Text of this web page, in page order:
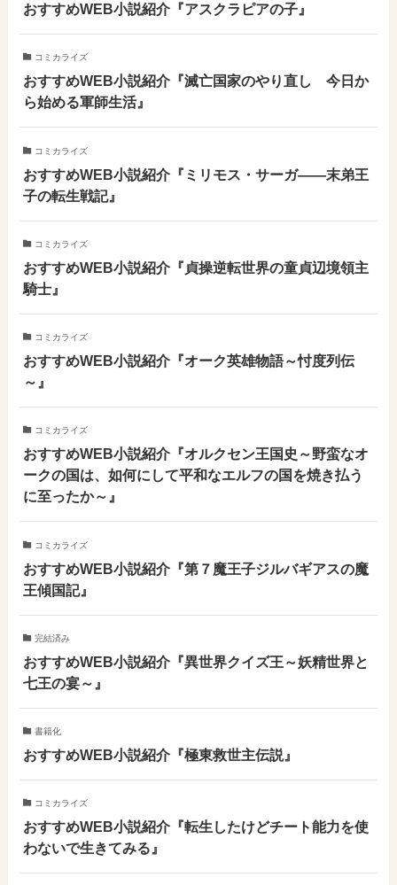
おすすめWEB小説紹介『アスクラピアの子』
コミカライズ
おすすめWEB小説紹介『滅亡国家のやり直し 今日か
ら始める軍師生活』
コミカライズ
おすすめWEB小説紹介『ミリモス・サーガ――末弟王
子の転生戦記』
コミカライズ
おすすめWEB小説紹介『貞操逆転世界の童貞辺境領主
騎士』
コミカライズ
おすすめWEB小説紹介『オーク英雄物語～忖度列伝
～』
コミカライズ
おすすめWEB小説紹介『オルクセン王国史～野蛮なオ
ークの国は、如何にして平和なエルフの国を焼き払う
に至ったか～』
コミカライズ
おすすめWEB小説紹介『第７魔王子ジルバギアスの魔
王傾国記』
完結済み
おすすめWEB小説紹介『異世界クイズ王～妖精世界と
七王の宴～』
書籍化
おすすめWEB小説紹介『極東救世主伝説』
コミカライズ
おすすめWEB小説紹介『転生したけどチート能力を使
わないで生きてみる』